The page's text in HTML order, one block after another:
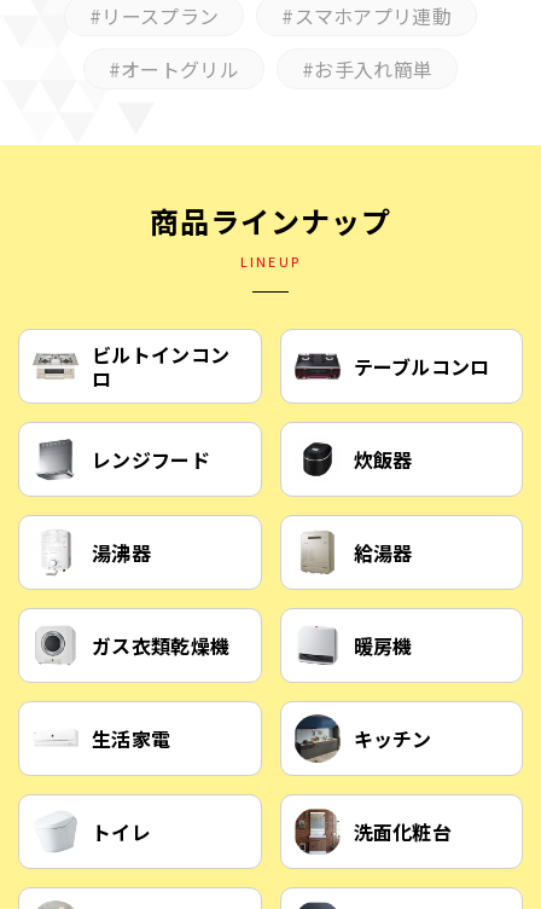
リースプラン
スマホアプリ連動
オートグリル
お手入れ簡単
商品ラインナップ
LINEUP
ビルトインコン
ロ
テーブルコンロ
レンジフード 炊飯器
湯沸器 給湯器
ガス衣類乾燥機 暖房機
生活家電 キッチン
トイレ 洗面化粧台